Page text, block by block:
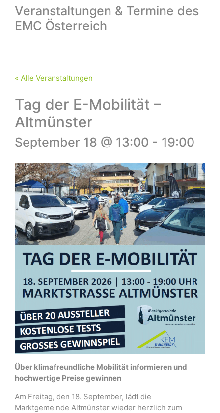
Veranstaltungen & Termine des
EMC Österreich
« Alle Veranstaltungen
Tag der E-Mobilität –
Altmünster
September 18 @ 13:00 - 19:00
Über klimafreundliche Mobilität informieren und
hochwertige Preise gewinnen
Am Freitag, den 18. September, lädt die
Marktgemeinde Altmünster wieder herzlich zum